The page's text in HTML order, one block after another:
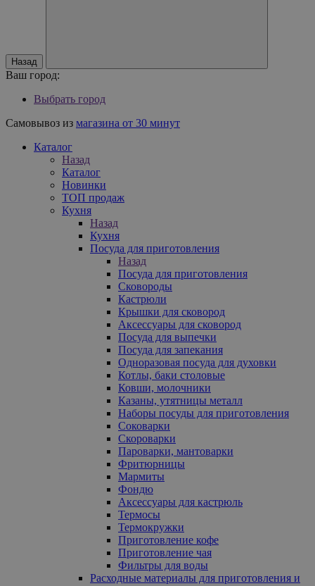
Назад
Ваш город:
Выбрать город
Самовывоз из магазина от 30 минут
Каталог
Назад
Каталог
Новинки
ТОП продаж
Кухня
Назад
Кухня
Посуда для приготовления
Назад
Посуда для приготовления
Сковороды
Кастрюли
Крышки для сковород
Аксессуары для сковород
Посуда для выпечки
Посуда для запекания
Одноразовая посуда для духовки
Котлы, баки столовые
Ковши, молочники
Казаны, утятницы металл
Наборы посуды для приготовления
Соковарки
Скороварки
Пароварки, мантоварки
Фритюрницы
Мармиты
Фондю
Аксессуары для кастрюль
Термосы
Термокружки
Приготовление кофе
Приготовление чая
Фильтры для воды
Расходные материалы для приготовления и